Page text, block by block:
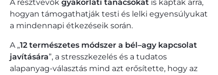
A résztvevők gyakorlati tanácsokat is kaptak arra,
hogyan támogathatják testi és lelki egyensúlyukat
a mindennapi étkezéseik során.
A „12 természetes módszer a bél–agy kapcsolat
javítására”, a stresszkezelés és a tudatos
alapanyag-választás mind azt erősítette, hogy az